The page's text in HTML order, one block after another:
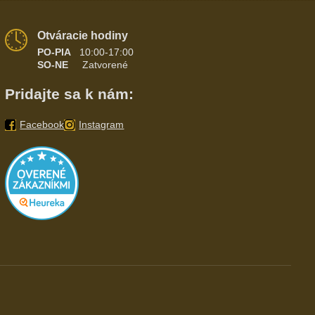
Otváracie hodiny
PO-PIA
10:00-17:00
SO-NE Zatvorené
Pridajte sa k nám:
Facebook Instagram